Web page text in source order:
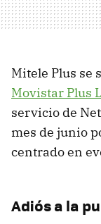
Mitele Plus se
Movistar Plus
servicio de
mes de junio
centrado en
Adiós a la